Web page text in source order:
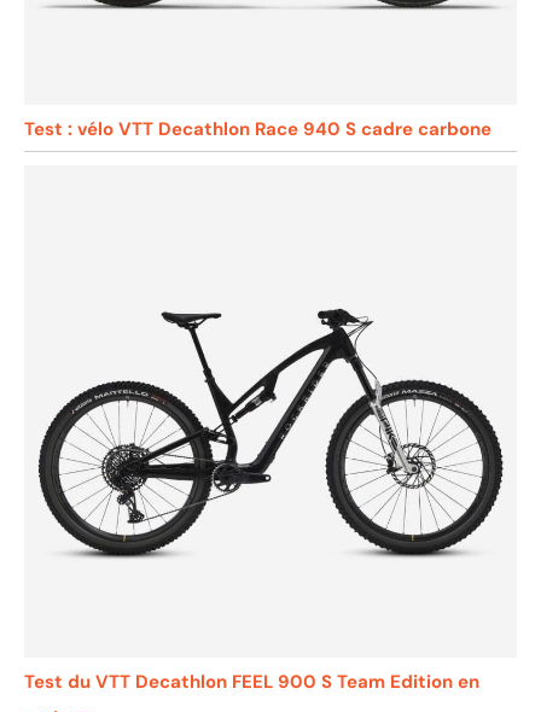
Test : vélo VTT Decathlon Race 940 S cadre carbone
Test du VTT Decathlon FEEL 900 S Team Edition en